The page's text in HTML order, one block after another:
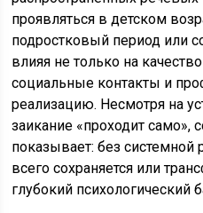
проявляться в детском
подростковый период или
влияя не только на
социальные контакты и
реализацию. Несмотря на
заикание «проходит само»,
показывает: без
всего сохраняется или
глубокий психологический